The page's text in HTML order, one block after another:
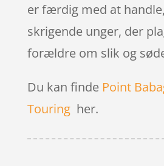
er færdig med at
skrigende unger, der
forældre om slik og
Du kan finde Point
Touringher.